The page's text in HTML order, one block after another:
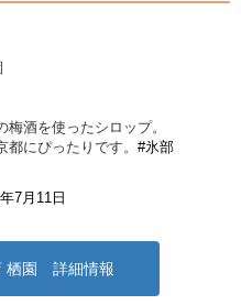
酒を使ったシロップ。
にぴったりです。 #氷部
7月11日
栖園 詳細情報